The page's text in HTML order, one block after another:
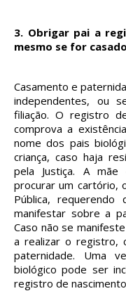
3. Obrigar pai a
mesmo se for casado
Casamento e
independentes, ou
filiação. O registro
comprova a
nome dos pais
criança, caso haja
pela Justiça. A
procurar um cartório,
Pública,
manifestar sobre a
Caso não se
a realizar o registro,
paternidade. Uma
biológico pode ser
registro de